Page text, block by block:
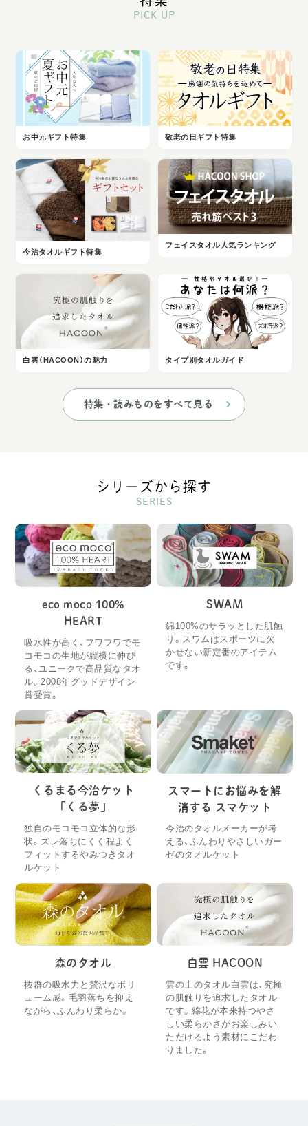
PICK UP
お中元ギフト特集 敬老の日ギフト特集
今治タオルギフト特集
フェイスタオル人気ランキング
白雲（HACOON）の魅力 タイプ別タオルガイド
特集・読みものをすべて見る
シリーズから探す
SERIES
eco moco 100%
HEART
吸水性が高く、フワフワでモ
コモコの生地が縦横に伸び
る、ユニークで高品質なタオ
ル。2008年グッドデザイン
賞受賞。
SWAM
綿100%のサラッとした肌触
り。スワムはスポーツに欠
かせない新定番のアイテム
です。
くるまる今治ケット
「くる夢」
独自のモコモコ立体的な形
状。ズレ落ちにくく程よく
フィットするやみつきタオ
ルケット
スマートにお悩みを解
消する スマケット
今治のタオルメーカーが考
える、ふんわりやさしいガー
ゼのタオルケット
森のタオル
抜群の吸水力と贅沢なボリ
ューム感。毛羽落ちを抑え
ながら、ふんわり柔らか。
白雲 HACOON
雲の上のタオル白雲は、究極
の肌触りを追求したタオル
です。綿花が本来持つやさ
しい柔らかさがお楽しみい
ただけるよう素材にこだわ
りました。